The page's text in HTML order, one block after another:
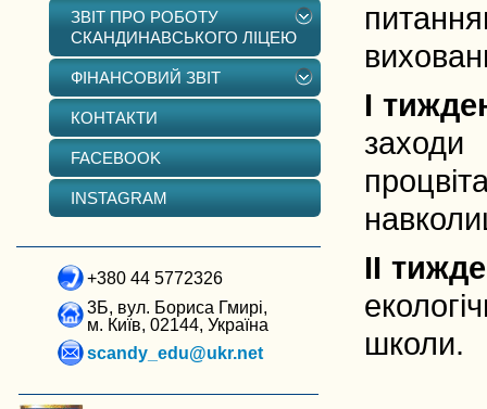
ЗВІТ ПРО РОБОТУ
СКАНДИНАВСЬКОГО ЛІЦЕЮ
ФІНАНСОВИЙ ЗВІТ
КОНТАКТИ
FACEBOOK
INSTAGRAM
+380 44 5772326
3Б, вул. Бориса Гмирі,
м. Київ, 02144, Україна
scandy_edu@ukr.net
I
заходи
II
школи.